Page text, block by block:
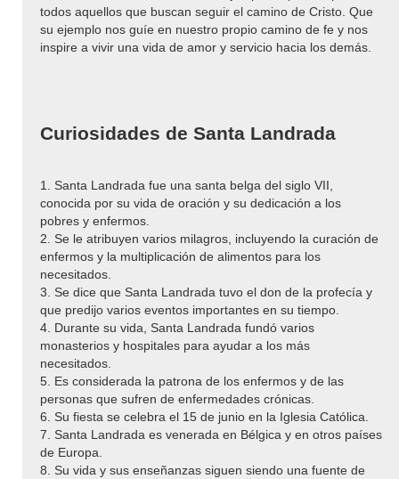
todos aquellos que buscan seguir el camino de Cristo. Que
su ejemplo nos guíe en nuestro propio camino de fe y nos
inspire a vivir una vida de amor y servicio hacia los demás.
Curiosidades de Santa Landrada
1. Santa Landrada fue una santa belga del siglo VII,
conocida por su vida de oración y su dedicación a los
pobres y enfermos.
2. Se le atribuyen varios milagros, incluyendo la curación de
enfermos y la multiplicación de alimentos para los
necesitados.
3. Se dice que Santa Landrada tuvo el don de la profecía y
que predijo varios eventos importantes en su tiempo.
4. Durante su vida, Santa Landrada fundó varios
monasterios y hospitales para ayudar a los más
necesitados.
5. Es considerada la patrona de los enfermos y de las
personas que sufren de enfermedades crónicas.
6. Su fiesta se celebra el 15 de junio en la Iglesia Católica.
7. Santa Landrada es venerada en Bélgica y en otros países
de Europa.
8. Su vida y sus enseñanzas siguen siendo una fuente de